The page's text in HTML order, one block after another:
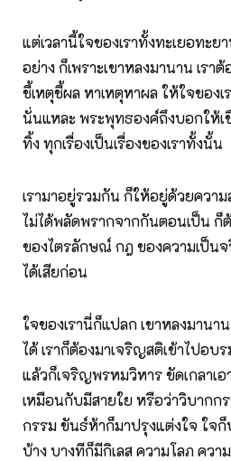
แต่เวลานี้ใจของเราทั้งทะเยอทะ
อย่าง ก็เพราะเขาหลงมานาน เรา
ชี้เหตุชี้ผล หาเหตุหาผล ให้ใจของ
นั่นแหละ พระพุทธองค์ถึงบอกให้เ
ทิ้ง ทุกเรื่องเป็นเรื่องของเราทั้งนั้น
เรามาอยู่รวมกัน ก็ให้อยู่ด้วยควา
ไม่ได้พลัดพรากจากกันตอนเป็น ก็
ของไตรลักษณ์ กฎ ของความเป็นจ
ได้เสียก่อน
ใจของเรานี่ก็แปลก เขาหลงมานา
ได้ เราก็ต้องมาเจริญสติเข้าไปอบ
แล้วก็เจริญพรหมวิหาร ขัดเกลาเอ
เหมือนกับมีสายใย หรือว่าวิบากก
กรรม ขันธ์ห้าก็มาปรุงแต่งใจ ใจ
บ้าง บางทีก็มีกิเลส ความโลภ ควา